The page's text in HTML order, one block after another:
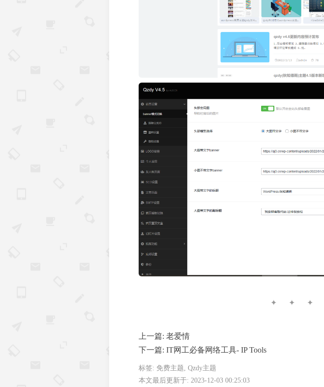
✦ ✦ ✦
上一篇: 老爱情
下一篇: IT网工必备网络工具- IP Tools
标签: 免费主题, Qzdy主题
本文最后更新于: 2023-12-03 00:25:03